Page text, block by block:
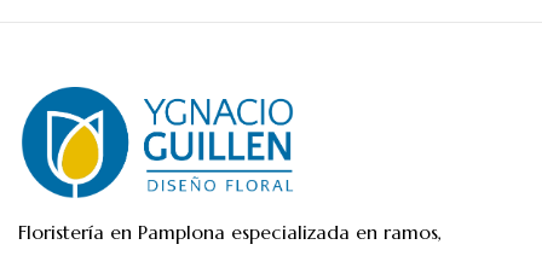
Floristería en Pamplona especializada en ramos,